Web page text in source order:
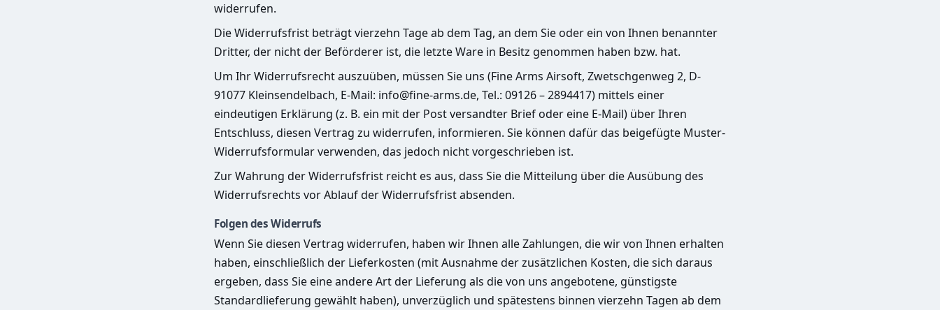
widerrufen.
Die Widerrufsfrist beträgt vierzehn Tage ab dem Tag, an dem Sie oder ein von Ihnen benannter
Dritter, der nicht der Beförderer ist, die letzte Ware in Besitz genommen haben bzw. hat.
Um Ihr Widerrufsrecht auszuüben, müssen Sie uns (Fine Arms Airsoft, Zwetschgenweg 2, D-
91077 Kleinsendelbach, E-Mail: info@fine-arms.de, Tel.: 09126 – 2894417) mittels einer
eindeutigen Erklärung (z. B. ein mit der Post versandter Brief oder eine E-Mail) über Ihren
Entschluss, diesen Vertrag zu widerrufen, informieren. Sie können dafür das beigefügte Muster-
Widerrufsformular verwenden, das jedoch nicht vorgeschrieben ist.
Zur Wahrung der Widerrufsfrist reicht es aus, dass Sie die Mitteilung über die Ausübung des
Widerrufsrechts vor Ablauf der Widerrufsfrist absenden.
Folgen des Widerrufs
Wenn Sie diesen Vertrag widerrufen, haben wir Ihnen alle Zahlungen, die wir von Ihnen erhalten
haben, einschließlich der Lieferkosten (mit Ausnahme der zusätzlichen Kosten, die sich daraus
ergeben, dass Sie eine andere Art der Lieferung als die von uns angebotene, günstigste
Standardlieferung gewählt haben), unverzüglich und spätestens binnen vierzehn Tagen ab dem